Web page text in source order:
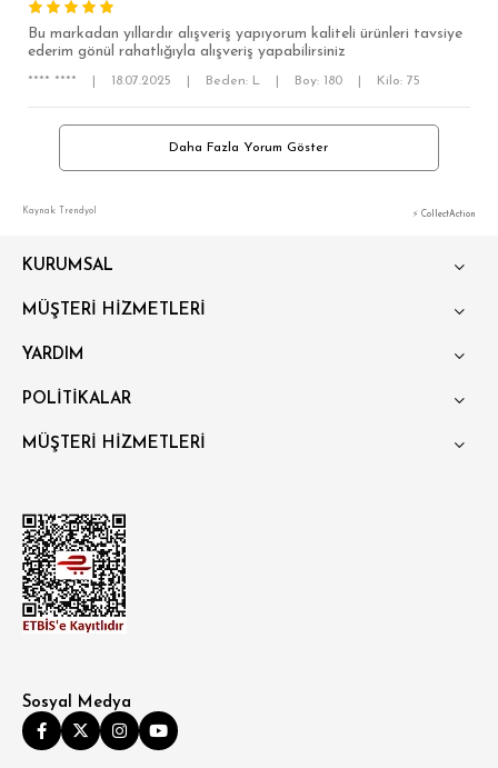
Bu markadan yıllardır alışveriş yapıyorum kaliteli ürünleri tavsiye
ederim gönül rahatlığıyla alışveriş yapabilirsiniz
**** **** 18.07.2025 Beden: L Boy: 180 Kilo: 75
Daha Fazla Yorum Göster
Kaynak: Trendyol ⚡ CollectAction
KURUMSAL
MÜŞTERİ HİZMETLERİ
YARDIM
POLİTİKALAR
MÜŞTERİ HİZMETLERİ
Sosyal Medya